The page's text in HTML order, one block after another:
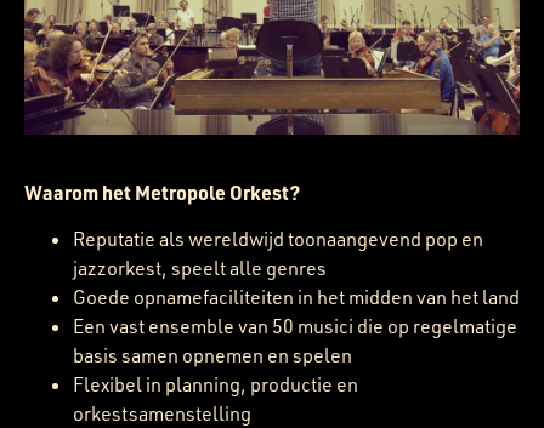
Waarom het Metropole Orkest?
Reputatie als wereldwijd toonaangevend pop en
jazzorkest, speelt alle genres
Goede opnamefaciliteiten in het midden van het land
Een vast ensemble van 50 musici die op regelmatige
basis samen opnemen en spelen
Flexibel in planning, productie en
orkestsamenstelling